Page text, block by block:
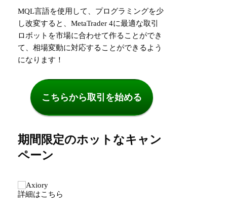
MQL言語を使用して、プログラミングを少
し改変すると、MetaTrader 4に最適な取引
ロボットを市場に合わせて作ることができ
て、相場変動に対応することができるよう
になります！
こちらから取引を始める
期間限定のホットなキャン
ペーン
詳細はこちら